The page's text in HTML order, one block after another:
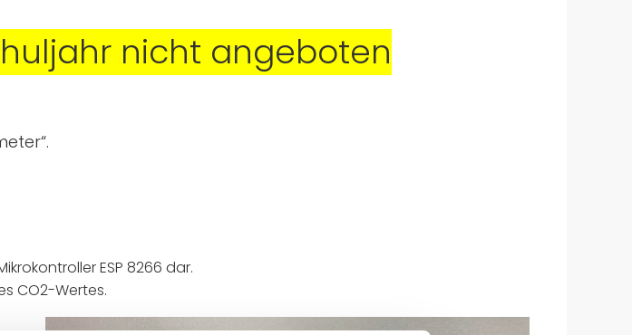
nicht angeboten
ESP 8266 dar.
CO2-Wertes.